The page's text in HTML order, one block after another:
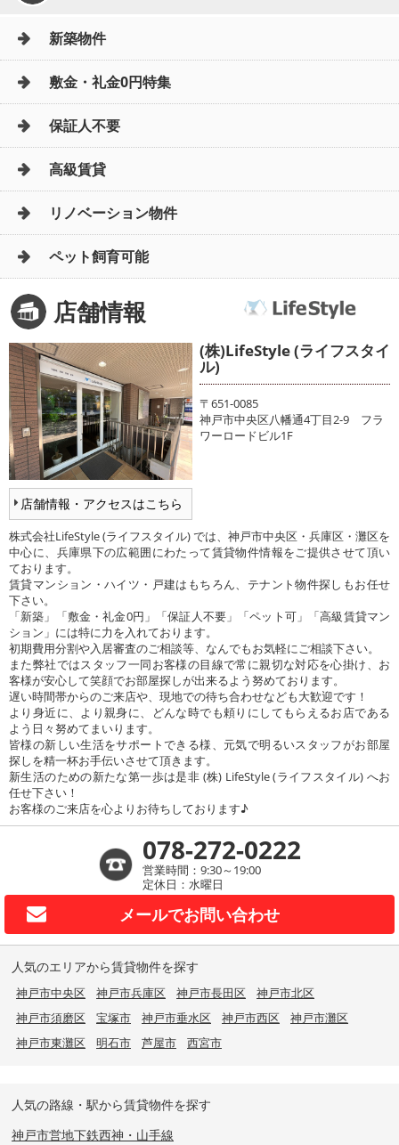
新築物件
敷金・礼金0円特集
保証人不要
高級賃貸
リノベーション物件
ペット飼育可能
店舗情報
店舗情報・アクセスはこちら
(株)LifeStyle (ライフスタイ
ル)
〒651-0085
神戸市中央区八幡通4丁目2-9 フラ
ワーロードビル1F
株式会社LifeStyle (ライフスタイル) では、神戸市中央区・兵庫区・灘区を
中心に、兵庫県下の広範囲にわたって賃貸物件情報をご提供させて頂い
ております。
賃貸マンション・ハイツ・戸建はもちろん、テナント物件探しもお任せ
下さい。
「新築」「敷金・礼金0円」「保証人不要」「ペット可」「高級賃貸マン
ション」には特に力を入れております。
初期費用分割や入居審査のご相談等、なんでもお気軽にご相談下さい。
また弊社ではスタッフ一同お客様の目線で常に親切な対応を心掛け、お
客様が安心して笑顔でお部屋探しが出来るよう努めております。
遅い時間帯からのご来店や、現地での待ち合わせなども大歓迎です！
より身近に、より親身に、どんな時でも頼りにしてもらえるお店である
よう日々努めてまいります。
皆様の新しい生活をサポートできる様、元気で明るいスタッフがお部屋
探しを精一杯お手伝いさせて頂きます。
新生活のための新たな第一歩は是非 (株) LifeStyle (ライフスタイル) へお
任せ下さい！
お客様のご来店を心よりお待ちしております♪
078-272-0222
営業時間：9:30～19:00
定休日：水曜日
メールでお問い合わせ
人気のエリアから賃貸物件を探す
神戸市中央区 神戸市兵庫区 神戸市長田区
神戸市北区
神戸市須磨区
宝塚市 神戸市垂水区 神戸市西区
神戸市灘区
神戸市東灘区
明石市 芦屋市 西宮市
人気の路線・駅から賃貸物件を探す
神戸市営地下鉄西神・山手線